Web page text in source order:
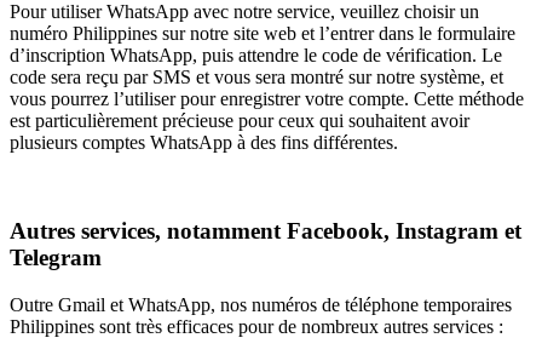
Pour utiliser WhatsApp avec notre service, veuillez choisir un
numéro Philippines sur notre site web et l’entrer dans le formulaire
d’inscription WhatsApp, puis attendre le code de vérification. Le
code sera reçu par SMS et vous sera montré sur notre système, et
vous pourrez l’utiliser pour enregistrer votre compte. Cette méthode
est particulièrement précieuse pour ceux qui souhaitent avoir
plusieurs comptes WhatsApp à des fins différentes.
Autres services, notamment Facebook, Instagram et
Telegram
Outre Gmail et WhatsApp, nos numéros de téléphone temporaires
Philippines sont très efficaces pour de nombreux autres services :